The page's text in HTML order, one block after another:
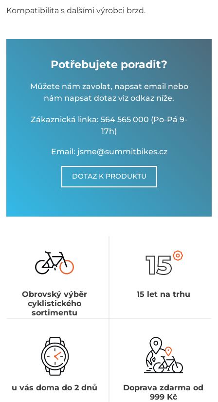
Kompatibilita s dalšími výrobci brzd.
Potřebujete poradit?
Můžete nám zavolat, napsat email nebo
nám napsat dotaz viz odkaz níže.
Zákaznická linka: 564 565 000 (Po-Pá 9-
17h)
Email: jsme@summitbikes.cz
DOTAZ K PRODUKTU
Obrovský výběr
cyklistického
sortimentu
15 let na trhu
u vás doma do 2 dnů
Doprava zdarma od
999 Kč